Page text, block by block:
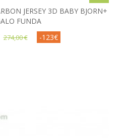
JERSEY 3D BABY BJORN+
FUNDA
274,00 € -123€